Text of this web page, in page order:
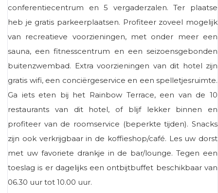
conferentiecentrum en 5 vergaderzalen. Ter plaatse
heb je gratis parkeerplaatsen. Profiteer zoveel mogelijk
van recreatieve voorzieningen, met onder meer een
sauna, een fitnesscentrum en een seizoensgebonden
buitenzwembad. Extra voorzieningen van dit hotel zijn
gratis wifi, een conciërgeservice en een spelletjesruimte.
Ga iets eten bij het Rainbow Terrace, een van de 10
restaurants van dit hotel, of blijf lekker binnen en
profiteer van de roomservice (beperkte tijden). Snacks
zijn ook verkrijgbaar in de koffieshop/café. Les uw dorst
met uw favoriete drankje in de bar/lounge. Tegen een
toeslag is er dagelijks een ontbijtbuffet beschikbaar van
06.30 uur tot 10.00 uur.